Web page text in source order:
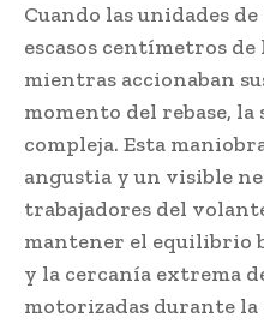
Cuando las unidades
escasos centímetros
mientras accionaban
momento del rebase,
compleja. Esta
angustia y un visible
trabajadores del
mantener el equilibrio
y la cercanía extrema
motorizadas durante la